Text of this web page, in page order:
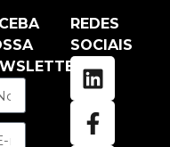
REDES
SOCIAIS